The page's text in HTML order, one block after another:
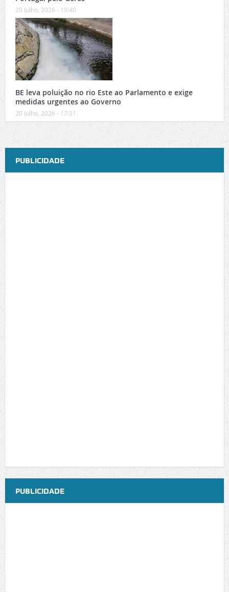
20 Julho, 2026 - 19:40
BE leva poluição no rio Este ao Parlamento e exige
medidas urgentes ao Governo
20 Julho, 2026 - 17:31
PUBLICIDADE
PUBLICIDADE